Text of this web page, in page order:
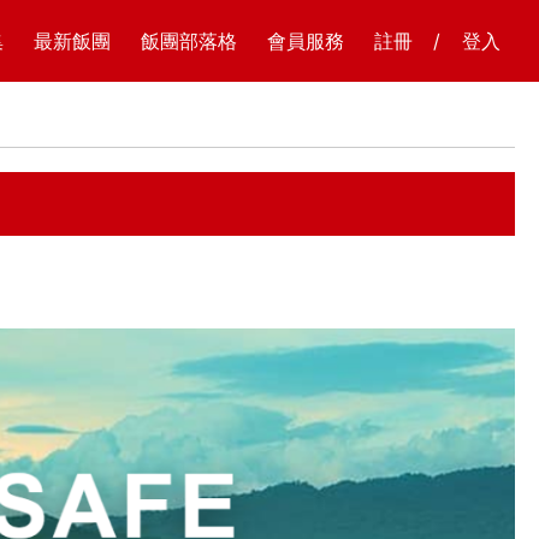
最新飯團 飯團部落格 會員服務 註冊 / 登入